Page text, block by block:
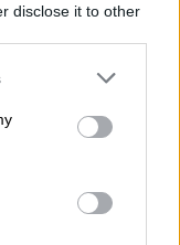
disclose it to other
or more Google
You may click to
party tags to
in below Google
που
χρονών
και φτάνουν